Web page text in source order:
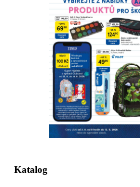
Stáhnout
Detaily o platnosti
Katalog